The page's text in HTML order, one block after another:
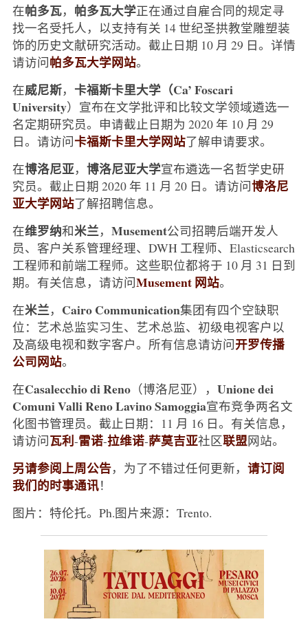
在帕多瓦， 帕多瓦大学正在通过自雇合同的规定寻
找一名受托人，以支持有关 14 世纪圣拱教堂雕塑装
饰的历史文献研究活动。截止日期 10 月 29 日。详情
请访问帕多瓦大学网站。
在威尼斯， 卡福斯卡里大学（Ca’ Foscari
University）宣布在文学批评和比较文学领域遴选一
名定期研究员。申请截止日期为 2020 年 10 月 29
日。请访问卡福斯卡里大学网站了解申请要求。
在博洛尼亚， 博洛尼亚大学宣布遴选一名哲学史研
究员。截止日期 2020 年 11 月 20 日。请访问博洛尼
亚大学网站了解招聘信息。
在维罗纳和米兰， Musement公司招聘后端开发人
员、客户关系管理经理、DWH 工程师、Elasticsearch
工程师和前端工程师。这些职位都将于 10 月 31 日到
期。有关信息，请访问Musement 网站。
在米兰， Cairo Communication集团有四个空缺职
位：艺术总监实习生、艺术总监、初级电视客户以
及高级电视和数字客户。所有信息请访问开罗传播
公司网站。
在Casalecchio di Reno（博洛尼亚）， Unione dei
Comuni Valli Reno Lavino Samoggia宣布竞争两名文
化图书管理员。截止日期：11 月 16 日。有关信息，
请访问瓦利-雷诺-拉维诺-萨莫吉亚社区联盟网站。
另请参阅上周公告，为了不错过任何更新， 请订阅
我们的时事通讯！
图片：特伦托。Ph.图片来源：Trento.